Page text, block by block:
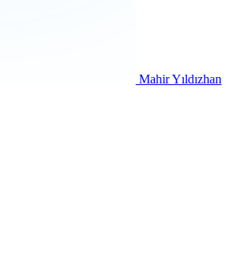
Mahir Yıldızhan